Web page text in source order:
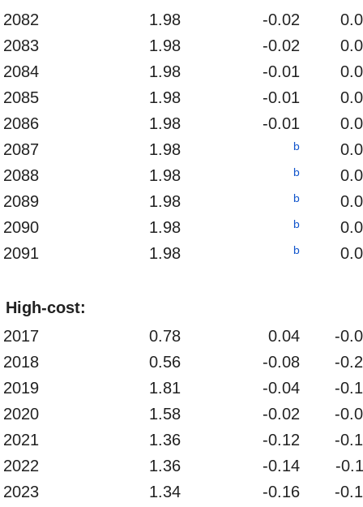
2082
1.98 -0.02
2083
1.98 -0.02
2084
1.98 -0.01
2085
1.98 -0.01
2086
1.98 -0.01
2087
1.98 b
2088
1.98 b
2089
1.98 b
2090
1.98 b
2091
1.98 b
High-cost:
2017
0.78 0.04
-
2018
0.56 -0.08
-
2019
1.81 -0.04
-
2020
1.58 -0.02
-
2021
1.36 -0.12
-
2022
1.36 -0.14
-
2023
1.34 -0.16
-